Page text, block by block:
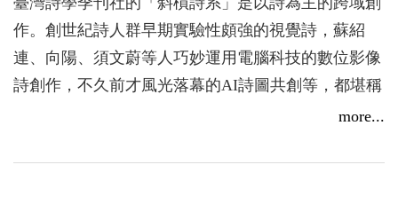
作。創世紀詩人群早期實驗性頗強的視覺詩，蘇紹
連、向陽、須文蔚等人巧妙運用電腦科技的數位影像
詩創作，不久前才風光落幕的AI詩圖共創等，都堪稱
28位師生組成的放肆詩群集體創作。他們閱讀《古
more...